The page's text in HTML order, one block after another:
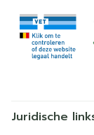
Juridische